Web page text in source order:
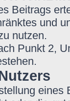
Beitrags
und
nutzen.
Punkt 2,
eines